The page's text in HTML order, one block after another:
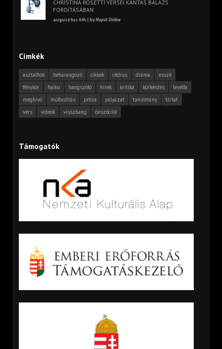
CHRISTINA ROSETTI VERSEI KÁNTÁS BALÁZS
FORDÍTÁSÁBAN
augusztus 6th | byNapút Online
Címkék
asztalfiók beharangozó cikkek cédrus dráma
esszé
fénykör
haiku hangszóló hírek kritika körkérdés
levélfa
meghívó
műfordítás próza pályázat tanulmány
tárlat
vers
videók visszhang önszócikk
Támogatók